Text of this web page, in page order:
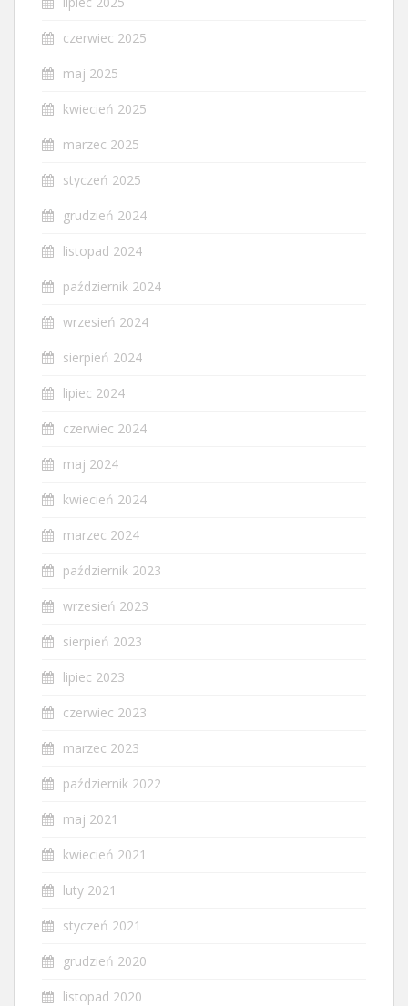
czerwiec 2025
maj 2025
kwiecień 2025
marzec 2025
styczeń 2025
grudzień 2024
listopad 2024
październik 2024
wrzesień 2024
sierpień 2024
lipiec 2024
czerwiec 2024
maj 2024
kwiecień 2024
marzec 2024
październik 2023
wrzesień 2023
sierpień 2023
lipiec 2023
czerwiec 2023
marzec 2023
październik 2022
maj 2021
kwiecień 2021
luty 2021
styczeń 2021
grudzień 2020
listopad 2020